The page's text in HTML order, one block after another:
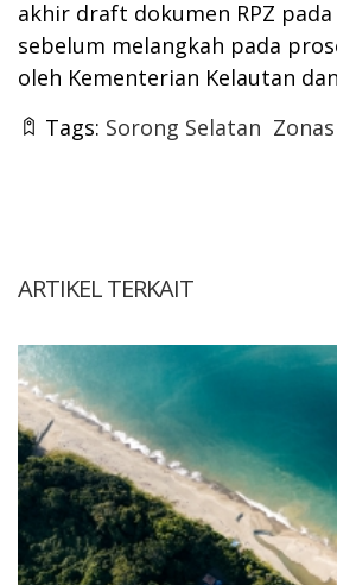
akhir draft dokumen RPZ
sebelum melangkah pada
oleh Kementerian Kelautan
Tags: Sorong Selatan
ARTIKEL TERKAIT